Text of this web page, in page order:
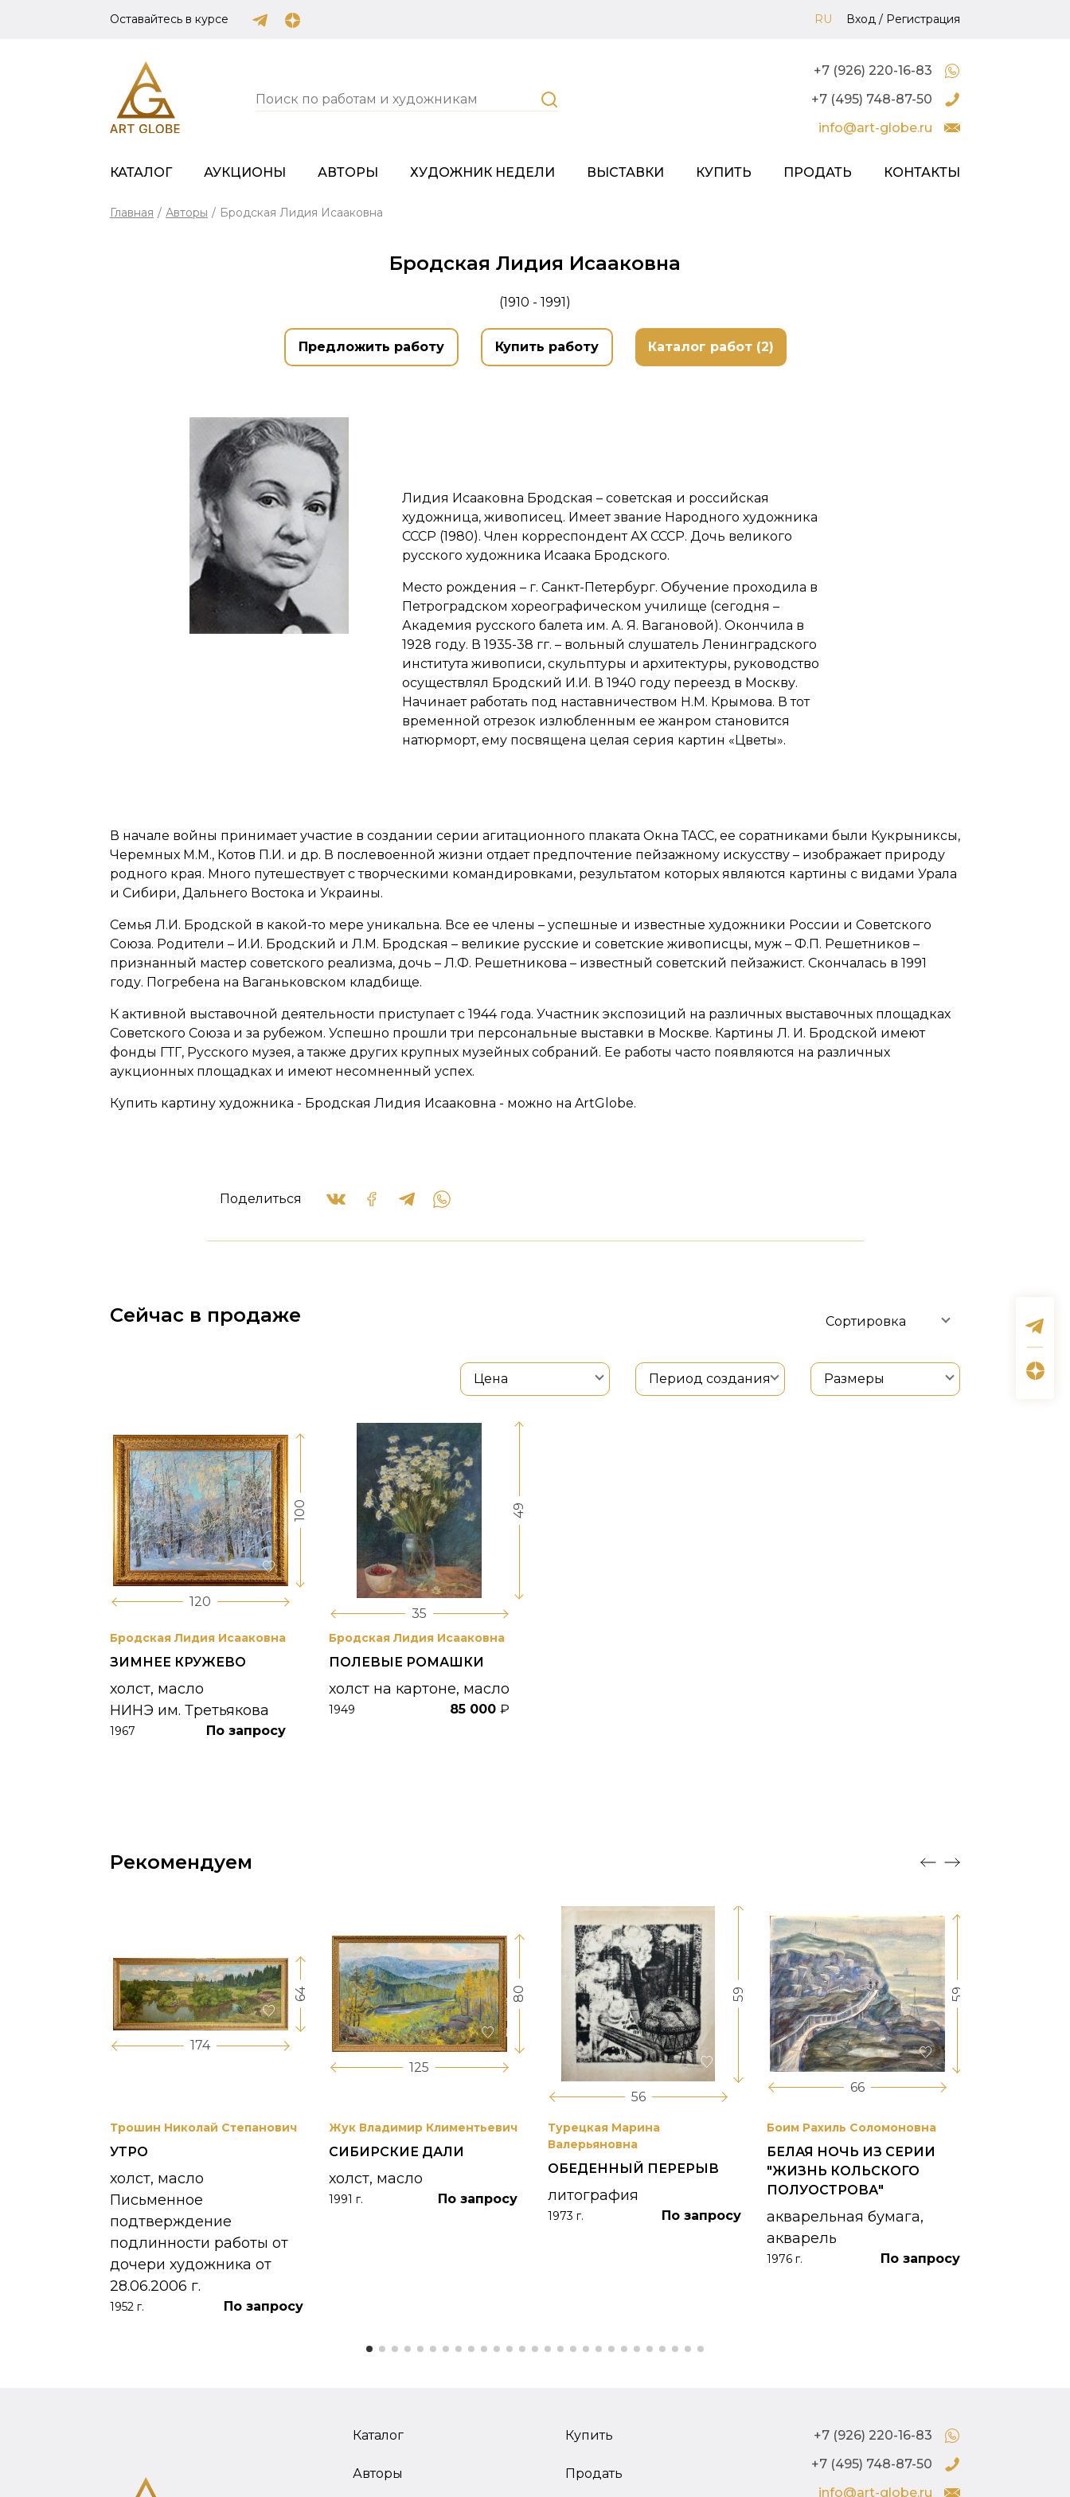
Оставайтесь в курсе RU Вход / Регистрация
+7 (926) 220-16-83
+7 (495) 748-87-50
info@art-globe.ru
КАТАЛОГ АУКЦИОНЫ АВТОРЫ ХУДОЖНИК НЕДЕЛИ ВЫСТАВКИ КУПИТЬ ПРОДАТЬ КОНТАКТЫ
Главная / Авторы / Бродская Лидия Исааковна
Бродская Лидия Исааковна
(1910 - 1991)
Предложить работу Купить работу Каталог работ (2)
Лидия Исааковна Бродская – советская и российская
художница, живописец. Имеет звание Народного художника
СССР (1980). Член корреспондент АХ СССР. Дочь великого
русского художника Исаака Бродского.
Место рождения – г. Санкт-Петербург. Обучение проходила в
Петроградском хореографическом училище (сегодня –
Академия русского балета им. А. Я. Вагановой). Окончила в
1928 году. В 1935-38 гг. – вольный слушатель Ленинградского
института живописи, скульптуры и архитектуры, руководство
осуществлял Бродский И.И. В 1940 году переезд в Москву.
Начинает работать под наставничеством Н.М. Крымова. В тот
временной отрезок излюбленным ее жанром становится
натюрморт, ему посвящена целая серия картин «Цветы».
В начале войны принимает участие в создании серии агитационного плаката Окна ТАСС, ее соратниками были Кукрыниксы,
Черемных М.М., Котов П.И. и др. В послевоенной жизни отдает предпочтение пейзажному искусству – изображает природу
родного края. Много путешествует с творческими командировками, результатом которых являются картины с видами Урала
и Сибири, Дальнего Востока и Украины.
Семья Л.И. Бродской в какой-то мере уникальна. Все ее члены – успешные и известные художники России и Советского
Союза. Родители – И.И. Бродский и Л.М. Бродская – великие русские и советские живописцы, муж – Ф.П. Решетников –
признанный мастер советского реализма, дочь – Л.Ф. Решетникова – известный советский пейзажист. Скончалась в 1991
году. Погребена на Ваганьковском кладбище.
К активной выставочной деятельности приступает с 1944 года. Участник экспозиций на различных выставочных площадках
Советского Союза и за рубежом. Успешно прошли три персональные выставки в Москве. Картины Л. И. Бродской имеют
фонды ГТГ, Русского музея, а также других крупных музейных собраний. Ее работы часто появляются на различных
аукционных площадках и имеют несомненный успех.
Купить картину художника - Бродская Лидия Исааковна - можно на ArtGlobe.
Поделиться
Сейчас в продаже
Цена Период создания Размеры
Сортировка
120
100
Бродская Лидия Исааковна
ЗИМНЕЕ КРУЖЕВО
холст, масло
НИНЭ им. Третьякова
1967 По запросу
35
49
Бродская Лидия Исааковна
ПОЛЕВЫЕ РОМАШКИ
холст на картоне, масло
1949 85 000 ₽
Рекомендуем
174
64
Трошин Николай Степанович
УТРО
холст, масло
Письменное
подтверждение
подлинности работы от
дочери художника от
28.06.2006 г.
1952 г. По запросу
125
80
Жук Владимир Климентьевич
СИБИРСКИЕ ДАЛИ
холст, масло
1991 г. По запросу
56
59
Турецкая Марина
Валерьяновна
ОБЕДЕННЫЙ ПЕРЕРЫВ
литография
1973 г. По запросу
66
59
Боим Рахиль Соломоновна
БЕЛАЯ НОЧЬ ИЗ СЕРИИ
"ЖИЗНЬ КОЛЬСКОГО
ПОЛУОСТРОВА"
акварельная бумага,
акварель
1976 г. По запросу
Каталог
Авторы
Купить
Продать
+7 (926) 220-16-83
+7 (495) 748-87-50
info@art-globe.ru